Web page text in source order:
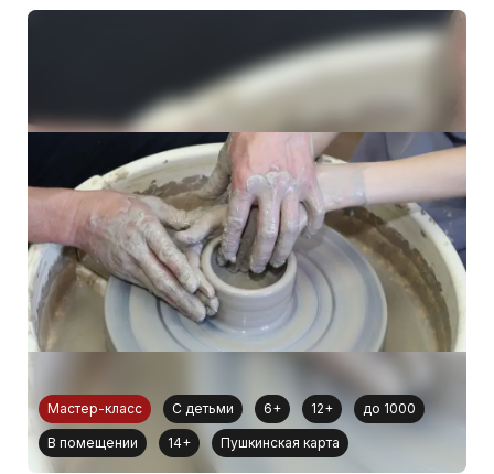
Мастер-класс С детьми 6+ 12+ до 1000
В помещении 14+ Пушкинская карта